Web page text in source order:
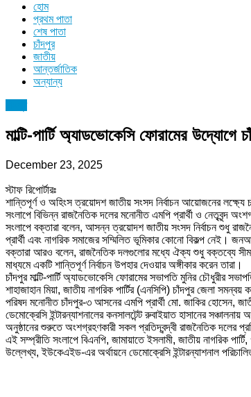
হোম
প্রথম পাতা
শেষ পাতা
চাঁদপুর
জাতীয়
আন্তর্জাতিক
অন্যান্য
মাল্টি-পার্টি অ্যাডভোকেসি ফোরামের উদ্যোগে
December 23, 2025
স্টাফ রিপোর্টারঃ
শান্তিপূর্ণ ও অহিংস ত্রয়োদশ জাতীয় সংসদ নির্বাচন আয়োজনের
সংলাপে বিভিন্ন রাজনৈতিক দলের মনোনীত এমপি প্রার্থী ও নেতৃবৃন্দ
সংলাপে বক্তারা বলেন, আসন্ন ত্রয়োদশ জাতীয় সংসদ নির্বাচন শুধু
প্রার্থী এবং নাগরিক সমাজের সম্মিলিত ভূমিকার কোনো বিকল্প নেই।
বক্তারা আরও বলেন, রাজনৈতিক দলগুলোর মধ্যে ঐক্য শুধু বক্তব্যে
মাধ্যমে একটি শান্তিপূর্ণ নির্বাচন উপহার দেওয়ার অঙ্গীকার করেন তারা।
চাঁদপুর মাল্টি-পার্টি অ্যাডভোকেসি ফোরামের সভাপতি মুনির চৌধুরীর
শাহাজাহান মিয়া, জাতীয় নাগরিক পার্টির (এনসিপি) চাঁদপুর জেলা
পরিষদ মনোনীত চাঁদপুর-৩ আসনের এমপি প্রার্থী মো. জাকির হোসেন,
ডেমোক্রেসি ইন্টারন্যাশনালের কনসালটেন্ট রুবাইয়াত হাসানের
অনুষ্ঠানের শুরুতে অংশগ্রহণকারী সকল প্রতিদ্বন্দ্বী রাজনৈতিক দলের
এই সম্প্রীতি সংলাপে বিএনপি, জামায়াতে ইসলামী, জাতীয় নাগরিক
উল্লেখ্য, ইউকেএইড-এর অর্থায়নে ডেমোক্রেসি ইন্টারন্যাশনাল